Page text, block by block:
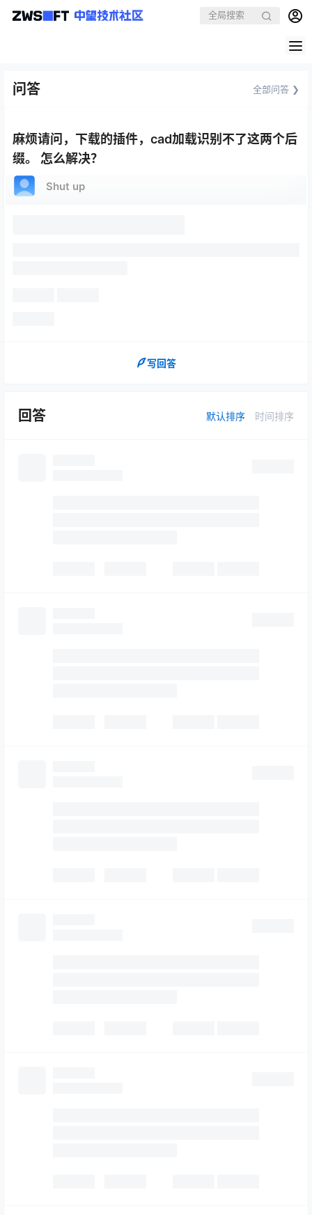
问答 全部问答 ❯
麻烦请问，下载的插件，cad加载识别不了这两个后
缀。 怎么解决？
Shut up
写回答
回答 默认排序 时间排序